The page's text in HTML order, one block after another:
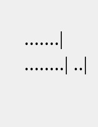
!
........| ..|
'/
辷